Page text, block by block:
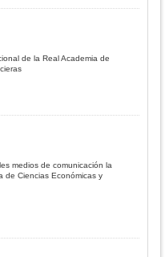
de la Real Academia de
medios de comunicación la
de Ciencias Económicas y